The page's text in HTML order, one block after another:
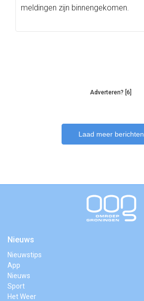
meldingen zijn binnengekomen.
Adverteren? [6]
Laad meer berichten
Nieuws
Nieuwstips
App
Nieuws
Sport
Het Weer